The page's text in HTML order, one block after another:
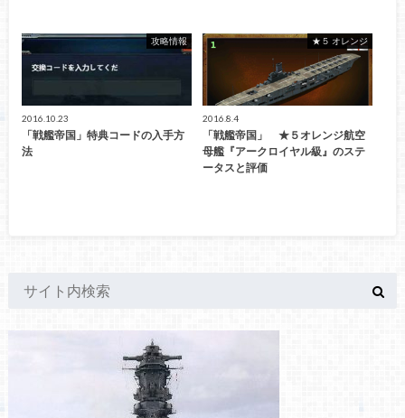
攻略情報
2016.10.23
「戦艦帝国」特典コードの入手方
法
★５ オレンジ
2016.8.4
「戦艦帝国」 ★５オレンジ航空
母艦『アークロイヤル級』のステ
ータスと評価